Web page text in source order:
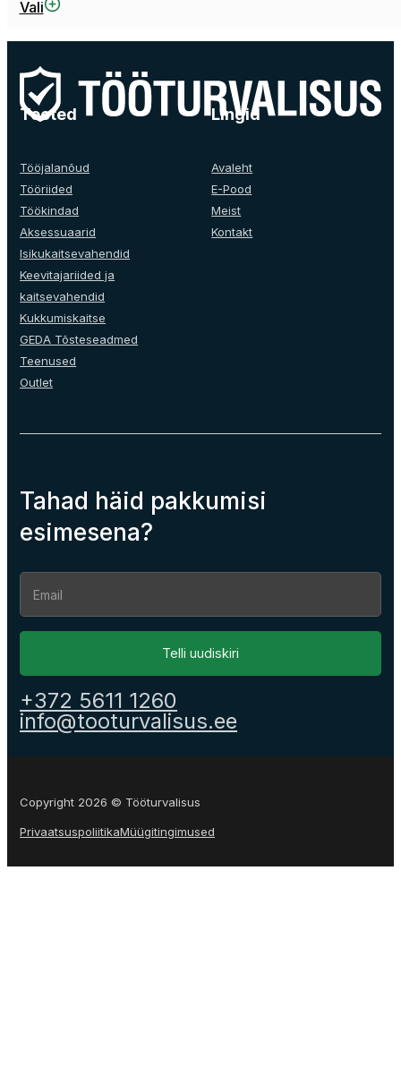
Vali
Sellel
on
mitu
varianti.
Valikuid
saab
tootelehel.
Tooted
Tööjalanõud
Tööriided
Töökindad
Aksessuaarid
Isikukaitsevahendid
Keevitajariided ja
kaitsevahendid
Kukkumiskaitse
GEDA Tõsteseadmed
Teenused
Outlet
Lingid
Avaleht
E-Pood
Meist
Kontakt
Tahad häid pakkumisi
esimesena?
Section
Telli uudiskiri
+372 5611 1260
info@tooturvalisus.ee
Copyright 2026 © Tööturvalisus
PrivaatsuspoliitikaMüügitingimused